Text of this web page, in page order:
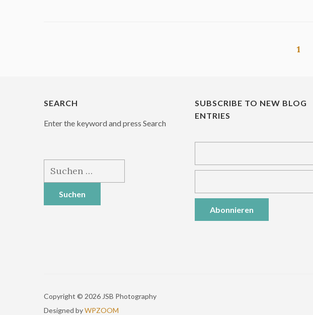
1
SEARCH
Enter the keyword and press Search
Suchen
SUBSCRIBE TO NEW BLOG
ENTRIES
Copyright © 2026 JSB Photography
Designed byWPZOOM